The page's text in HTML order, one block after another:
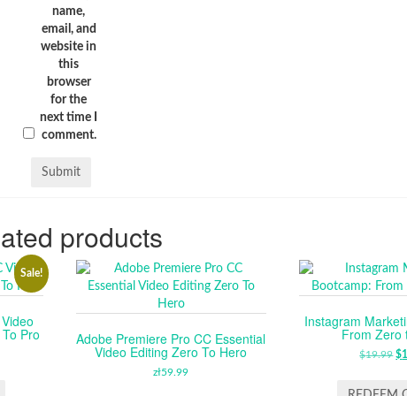
name,
email, and
website in
this
browser
for the
next time I
comment.
products
Sale!
Pro Adobe Premiere Pro CC Essential
Video Editing Zero To Hero
zł59.99
Instagram
From Zero
$19.99 $